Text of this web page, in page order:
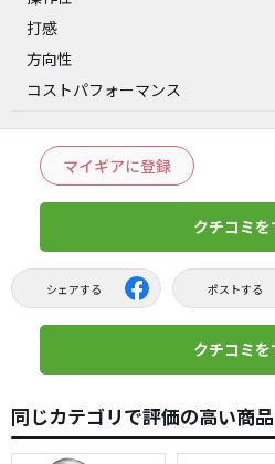
打感
方向性
コストパフォーマンス
マイギアに登録
クチコミを
シェアする ポストする
クチコミを
同じカテゴリで評価の高い商品